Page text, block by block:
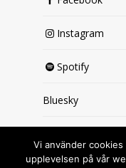
Instagram
Spotify
Bluesky
Vi använder
upplevelsen på vår